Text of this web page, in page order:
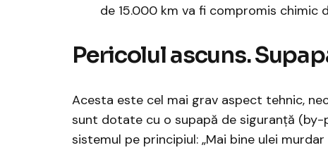
de 15.000 km va fi compromis chimic
​Pericolul ascuns.
Acesta este cel mai grav aspect tehnic,
sunt dotate cu o supapă de siguranță (by-
sistemul pe principiul: „Mai bine ulei